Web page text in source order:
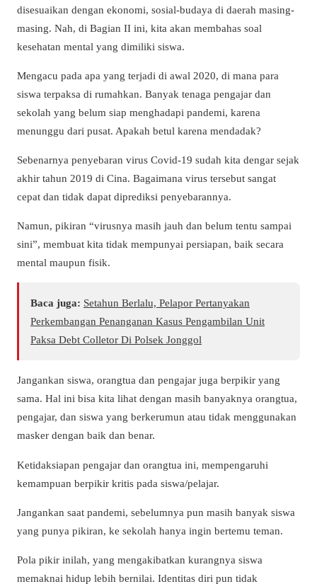
disesuaikan dengan ekonomi, sosial-budaya di daerah masing-
masing. Nah, di Bagian II ini, kita akan membahas soal
kesehatan mental yang dimiliki siswa.
Mengacu pada apa yang terjadi di awal 2020, di mana para
siswa terpaksa di rumahkan. Banyak tenaga pengajar dan
sekolah yang belum siap menghadapi pandemi, karena
menunggu dari pusat. Apakah betul karena mendadak?
Sebenarnya penyebaran virus Covid-19 sudah kita dengar sejak
akhir tahun 2019 di Cina. Bagaimana virus tersebut sangat
cepat dan tidak dapat diprediksi penyebarannya.
Namun, pikiran “virusnya masih jauh dan belum tentu sampai
sini”, membuat kita tidak mempunyai persiapan, baik secara
mental maupun fisik.
Baca juga: Setahun Berlalu, Pelapor Pertanyakan
Perkembangan Penanganan Kasus Pengambilan Unit
Paksa Debt Colletor Di Polsek Jonggol
Jangankan siswa, orangtua dan pengajar juga berpikir yang
sama. Hal ini bisa kita lihat dengan masih banyaknya orangtua,
pengajar, dan siswa yang berkerumun atau tidak menggunakan
masker dengan baik dan benar.
Ketidaksiapan pengajar dan orangtua ini, mempengaruhi
kemampuan berpikir kritis pada siswa/pelajar.
Jangankan saat pandemi, sebelumnya pun masih banyak siswa
yang punya pikiran, ke sekolah hanya ingin bertemu teman.
Pola pikir inilah, yang mengakibatkan kurangnya siswa
memaknai hidup lebih bernilai. Identitas diri pun tidak